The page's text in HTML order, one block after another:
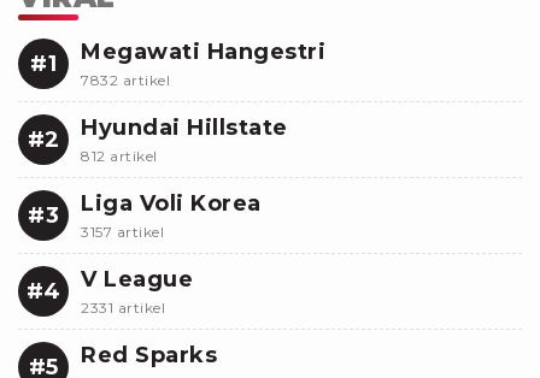
#1 Megawati Hangestri
7832 artikel
#2 Hyundai Hillstate
812 artikel
#3 Liga Voli Korea
3157 artikel
#4 V League
2331 artikel
#5 Red Sparks